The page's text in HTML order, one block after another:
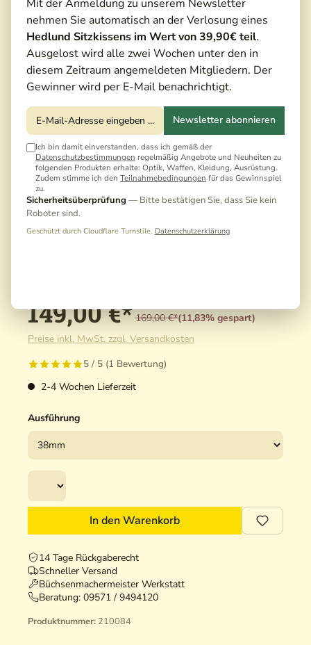
Mit der Anmeldung zu unserem Newsletter
nehmen Sie automatisch an der Verlosung eines
Hedlund Sitzkissens im Wert von 39,90€ teil.
Ausgelost wird alle zwei Wochen unter den in
diesem Zeitraum angemeldeten Mitgliedern. Der
Gewinner wird per E-Mail benachrichtigt.
Newsletter abonnieren
Ich bin damit einverstanden, dass ich gemäß der
Datenschutzbestimmungen regelmäßig Angebote und Neuheiten zu
folgenden Produkten erhalte: Optik, Waffen, Kleidung, Ausrüstung.
Zudem stimme ich den Teilnahmebedingungen für das Gewinnspiel
zu.
Sicherheitsüberprüfung — Bitte bestätigen Sie, dass Sie kein
Roboter sind.
Geschützt durch Cloudflare Turnstile. Datenschutzerklärung
149,00 €* 169,00 €*(11,83% gespart)
Preise inkl. MwSt. zzgl. Versandkosten
5 / 5 (1 Bewertung)
2-4 Wochen Lieferzeit
Ausführung
In den Warenkorb
14 Tage Rückgaberecht
Schneller Versand
Büchsenmachermeister Werkstatt
Beratung: 09571 / 9494120
Produktnummer: 210084